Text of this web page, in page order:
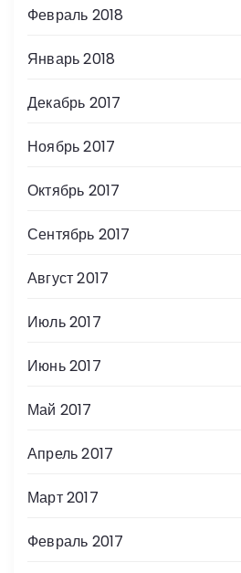
Февраль 2018
Январь 2018
Декабрь 2017
Ноябрь 2017
Октябрь 2017
Сентябрь 2017
Август 2017
Июль 2017
Июнь 2017
Май 2017
Апрель 2017
Март 2017
Февраль 2017